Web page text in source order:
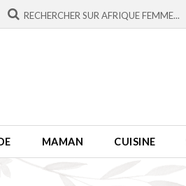
MAMAN CUISINE